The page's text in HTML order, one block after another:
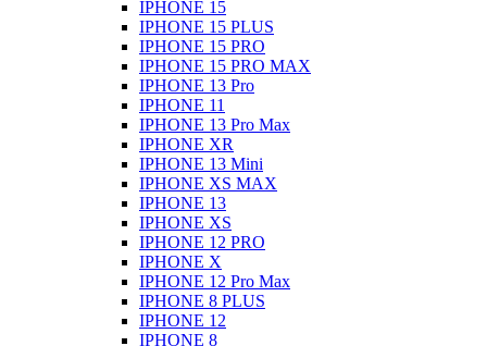
IPHONE 15
IPHONE 15 PLUS
IPHONE 15 PRO
IPHONE 15 PRO MAX
IPHONE 13 Pro
IPHONE 11
IPHONE 13 Pro Max
IPHONE XR
IPHONE 13 Mini
IPHONE XS MAX
IPHONE 13
IPHONE XS
IPHONE 12 PRO
IPHONE X
IPHONE 12 Pro Max
IPHONE 8 PLUS
IPHONE 12
IPHONE 8